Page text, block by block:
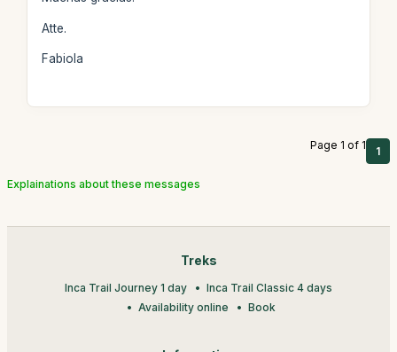
Atte.
Fabiola
Page 1 of 1 1
Explainations about these messages
Treks
Inca Trail Journey 1 day
Inca Trail Classic 4 days
Availability online
Book